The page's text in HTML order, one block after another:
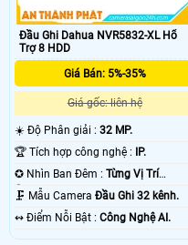
Đầu Ghi Dahua NVR5832-XL Hổ
Trợ 8 HDD
Giá Bán: 5%-35%
Giá gốc: liên hệ
☀️ Độ Phân giải : 32 MP.
🏆 Tích hợp công nghệ : IP.
✪ Nhìn Ban Đêm : Từng Vị Trí
Camera .
🗜️ Mẫu Camera Đầu Ghi 32 kênh.
️↭ Điểm Nỗi Bật : Công Nghệ AI.